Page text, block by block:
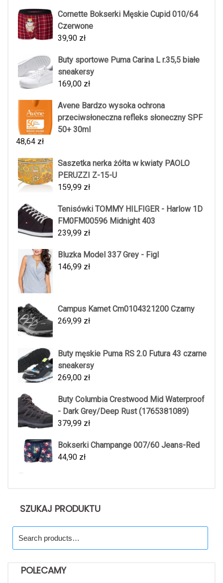
Cornette Bokserki Męskie Cupid 010/64
Czerwone
39,90 zł
Buty sportowe Puma Carina L r.35,5 białe
sneakersy
169,00 zł
Avene Bardzo wysoka ochrona
przeciwsłoneczna refleks słoneczny SPF
50+ 30ml
48,64 zł
Saszetka nerka żółta w kwiaty PAOLO
PERUZZI Z-15-U
159,99 zł
Tenisówki TOMMY HILFIGER - Harlow 1D
FM0FM00596 Midnight 403
239,99 zł
Bluzka Model 337 Grey - Figl
146,99 zł
Campus Kamet Cm0104321200 Czarny
269,99 zł
Buty męskie Puma RS 2.0 Futura 43 czarne
sneakersy
269,00 zł
Buty Columbia Crestwood Mid Waterproof
- Dark Grey/Deep Rust (1765381089)
379,99 zł
Bokserki Champange 007/60 Jeans-Red
44,90 zł
SZUKAJ PRODUKTU
for:
POLECAMY